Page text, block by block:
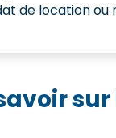
de location ou